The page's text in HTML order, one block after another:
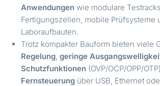
Anwendungen wie modulare
Fertigungszellen, mobile Prüfsysteme
Laboraufbauten.
Trotz kompakter Bauform bieten viele
Regelung ,geringe
Schutzfunktionen (OVP/OCP/OPP/
Fernsteuerung über USB, Ethernet